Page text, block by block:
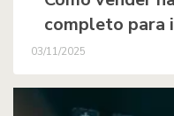
completo para
03/11/2025